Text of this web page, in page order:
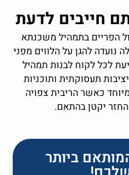
חייבים לדעת
הפריים בתמהיל משכנתא
להגן על הלווים מפני
לכל לקוח לבנות תמהיל
תעסוקתית ותוכניות
כאשר הריבית צפויה
יקטן בהתאם.
ביותר